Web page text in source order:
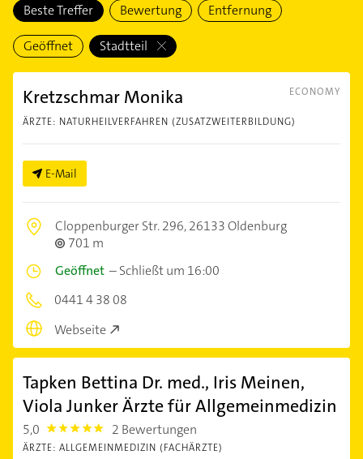
Beste Treffer Bewertung Entfernung
Geöffnet Stadtteil
ECONOMY
Kretzschmar Monika
ÄRZTE: NATURHEILVERFAHREN (ZUSATZWEITERBILDUNG)
E-Mail
Cloppenburger Str. 296,26133 Oldenburg
701 m
Geöffnet –Schließt um 16:00
0441 4 38 08
Webseite
Tapken Bettina Dr. med., Iris Meinen,
Viola Junker Ärzte für Allgemeinmedizin
5,0 5.0 2 Bewertungen
ÄRZTE: ALLGEMEINMEDIZIN (FACHÄRZTE)